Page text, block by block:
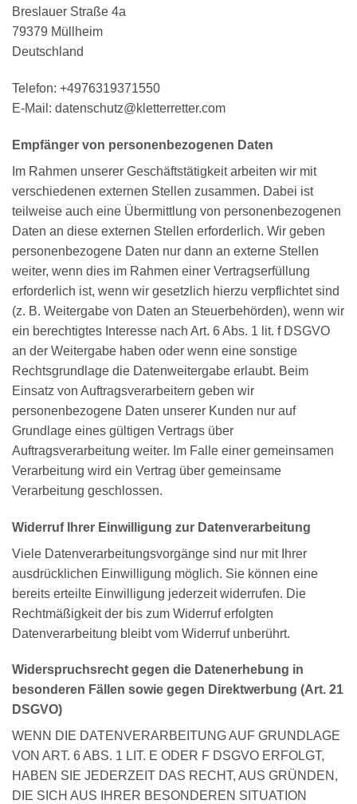
Breslauer Straße 4a
79379 Müllheim
Deutschland
Telefon: +4976319371550
E-Mail: datenschutz@kletterretter.com
Empfänger von personenbezogenen Daten
Im Rahmen unserer Geschäftstätigkeit arbeiten wir mit
verschiedenen externen Stellen zusammen. Dabei ist
teilweise auch eine Übermittlung von personenbezogenen
Daten an diese externen Stellen erforderlich. Wir geben
personenbezogene Daten nur dann an externe Stellen
weiter, wenn dies im Rahmen einer Vertragserfüllung
erforderlich ist, wenn wir gesetzlich hierzu verpflichtet sind
(z. B. Weitergabe von Daten an Steuerbehörden), wenn wir
ein berechtigtes Interesse nach Art. 6 Abs. 1 lit. f DSGVO
an der Weitergabe haben oder wenn eine sonstige
Rechtsgrundlage die Datenweitergabe erlaubt. Beim
Einsatz von Auftragsverarbeitern geben wir
personenbezogene Daten unserer Kunden nur auf
Grundlage eines gültigen Vertrags über
Auftragsverarbeitung weiter. Im Falle einer gemeinsamen
Verarbeitung wird ein Vertrag über gemeinsame
Verarbeitung geschlossen.
Widerruf Ihrer Einwilligung zur Datenverarbeitung
Viele Datenverarbeitungsvorgänge sind nur mit Ihrer
ausdrücklichen Einwilligung möglich. Sie können eine
bereits erteilte Einwilligung jederzeit widerrufen. Die
Rechtmäßigkeit der bis zum Widerruf erfolgten
Datenverarbeitung bleibt vom Widerruf unberührt.
Widerspruchsrecht gegen die Datenerhebung in
besonderen Fällen sowie gegen Direktwerbung (Art. 21
DSGVO)
WENN DIE DATENVERARBEITUNG AUF GRUNDLAGE
VON ART. 6 ABS. 1 LIT. E ODER F DSGVO ERFOLGT,
HABEN SIE JEDERZEIT DAS RECHT, AUS GRÜNDEN,
DIE SICH AUS IHRER BESONDEREN SITUATION